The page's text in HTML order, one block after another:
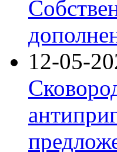
12-05-